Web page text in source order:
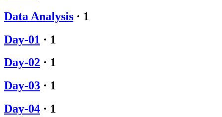
Data Analysis · 1
Day-01 · 1
Day-02 · 1
Day-03 · 1
Day-04 · 1